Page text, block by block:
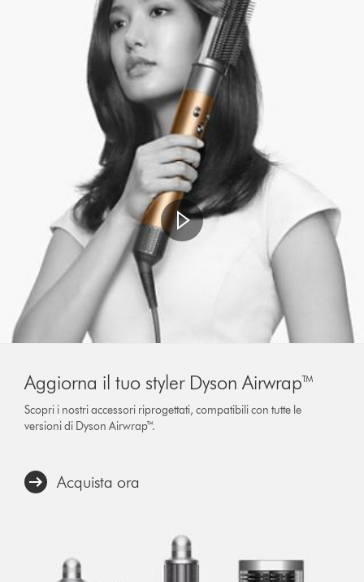
Aggiorna il tuo styler Dyson Airwrap™
Scopri i nostri accessori riprogettati, compatibili con tutte le
versioni di Dyson Airwrap™.
Acquista ora